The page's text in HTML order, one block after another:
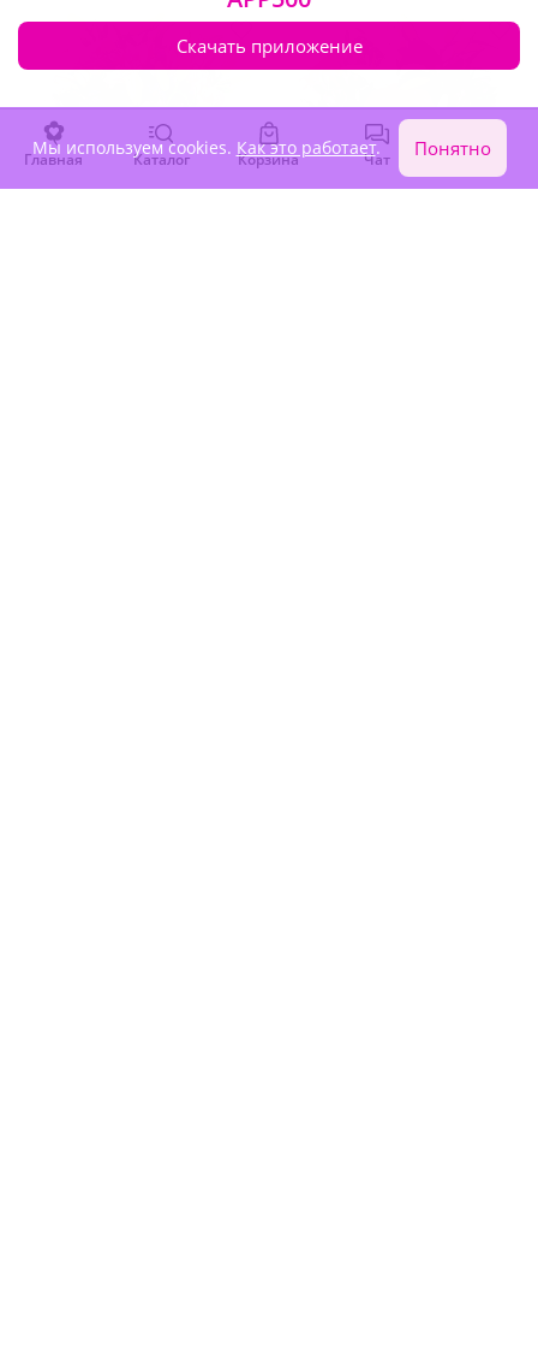
Главная Каталог Корзина Чат Войти
Скачать приложение
Мы используем cookies. Как это работает. Понятно